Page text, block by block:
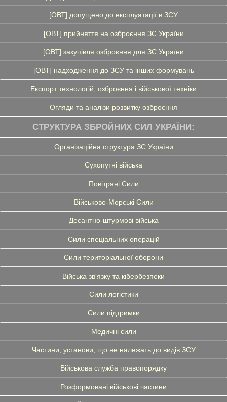
[ОВТ] допущено до експлуатації в ЗСУ
[ОВТ] прийняття на озброєння ЗС України
[ОВТ] закупівля озброєння для ЗС України
[ОВТ] надходження до ЗСУ та інших формувань
Експорт технологій, озброєння і військової техніки
Огляди та аналізи розвитку озброєння
СТРУКТУРА ЗБРОЙНИХ СИЛ УКРАЇНИ:
Організаційна структура ЗС України
Сухопутні війська
Повітряні Сили
Військово-Морські Сили
Десантно-штурмові війська
Сили спеціальних операцій
Сили територіальної оборони
Війська зв'язку та кібербезпеки
Сили логістики
Сили підтримки
Медичні сили
Частини, установи, що не належать до видів ЗСУ
Військова служба правопорядку
Розформовані військові частини